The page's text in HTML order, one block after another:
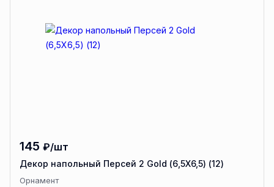
145 ₽/шт
Декор напольный Персей 2 Gold (6,5Х6,5) (12)
Орнамент